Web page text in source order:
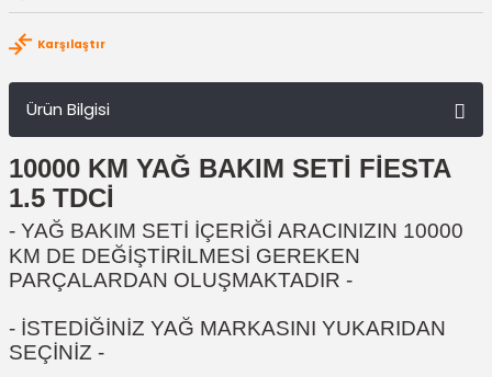
Karşılaştır
Ürün Bilgisi
10000 KM YAĞ BAKIM SETİ FİESTA
1.5 TDCİ
- YAĞ BAKIM SETİ İÇERİĞİ ARACINIZIN 10000
KM DE DEĞİŞTİRİLMESİ GEREKEN
PARÇALARDAN OLUŞMAKTADIR -
- İSTEDİĞİNİZ YAĞ MARKASINI YUKARIDAN
SEÇİNİZ -